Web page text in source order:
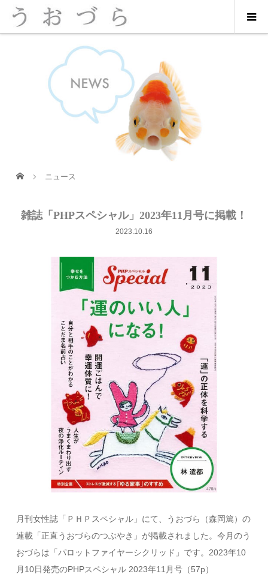
ニュース
雑誌「PHPスペシャル」2023年11月号に掲載！
2023.10.16
月刊女性誌「ＰＨＰスペシャル」にて、うおづら（森岡篤）の
連載「正直うおづらのつぶやき」が掲載されました。今月のう
おづらは「パロットファイヤーシクリッド」です。2023年10
月10日発売のPHPスペシャル 2023年11月号（57p）